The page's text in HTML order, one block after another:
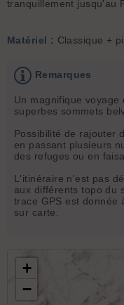
tranquillement jusqu'au
Matériel : Classique +
Remarques
Un magnifique voyage
superbes sommets
Possibilité de rajouter
en passant plusieurs
des refuges ou en
L'itinéraire n'est pas
aux différents topo du
trace GPS est donnée
sur carte.
+
−